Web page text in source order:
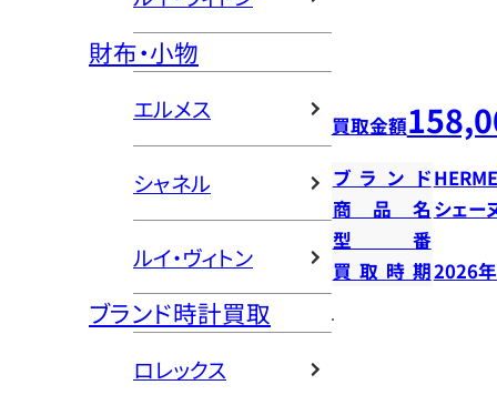
財布・小物
エルメス
シャネル
ルイ・ヴィトン
ブランド時計買取
ロレックス
買取金額
ブランド
商品名 シェー
型番
買取時期2026